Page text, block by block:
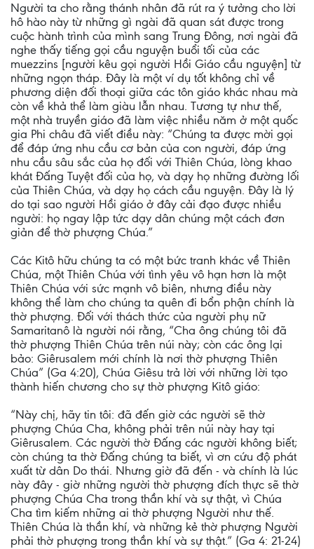
Người ta cho rằng thánh nhân đã rút ra ý tưởng cho lời
hô hào này từ những gì ngài đã quan sát được trong
cuộc hành trình của mình sang Trung Đông, nơi ngài đã
nghe thấy tiếng gọi cầu nguyện buổi tối của các
muezzins [người kêu gọi người Hồi Giáo cầu nguyện] từ
những ngọn tháp. Đây là một ví dụ tốt không chỉ về
phương diện đối thoại giữa các tôn giáo khác nhau mà
còn về khả thể làm giàu lẫn nhau. Tương tự như thế,
một nhà truyền giáo đã làm việc nhiều năm ở một quốc
gia Phi châu đã viết điều này: “Chúng ta được mời gọi
để đáp ứng nhu cầu cơ bản của con người, đáp ứng
nhu cầu sâu sắc của họ đối với Thiên Chúa, lòng khao
khát Đấng Tuyệt đối của họ, và dạy họ những đường lối
của Thiên Chúa, và dạy họ cách cầu nguyện. Đây là lý
do tại sao người Hồi giáo ở đây cải đạo được nhiều
người: họ ngay lập tức dạy dân chúng một cách đơn
giản để thờ phượng Chúa.”
Các Kitô hữu chúng ta có một bức tranh khác về Thiên
Chúa, một Thiên Chúa với tình yêu vô hạn hơn là một
Thiên Chúa với sức mạnh vô biên, nhưng điều này
không thể làm cho chúng ta quên đi bổn phận chính là
thờ phượng. Đối với thách thức của người phụ nữ
Samaritanô là người nói rằng, “Cha ông chúng tôi đã
thờ phượng Thiên Chúa trên núi này; còn các ông lại
bảo: Giêrusalem mới chính là nơi thờ phượng Thiên
Chúa” (Ga 4:20), Chúa Giêsu trả lời với những lời tạo
thành hiến chương cho sự thờ phượng Kitô giáo:
“Này chị, hãy tin tôi: đã đến giờ các người sẽ thờ
phượng Chúa Cha, không phải trên núi này hay tại
Giêrusalem. Các người thờ Đấng các người không biết;
còn chúng ta thờ Đấng chúng ta biết, vì ơn cứu độ phát
xuất từ dân Do thái. Nhưng giờ đã đến - và chính là lúc
này đây - giờ những người thờ phượng đích thực sẽ thờ
phượng Chúa Cha trong thần khí và sự thật, vì Chúa
Cha tìm kiếm những ai thờ phượng Người như thế.
Thiên Chúa là thần khí, và những kẻ thờ phượng Người
phải thờ phượng trong thần khí và sự thật.” (Ga 4: 21-24)